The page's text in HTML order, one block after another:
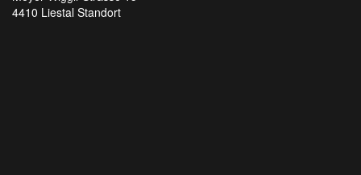
4410 Liestal Standort